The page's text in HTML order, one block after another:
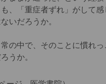
、「重症者ずれ」がして
いだろうか。
の中で、そのことに慣れっ
うか。